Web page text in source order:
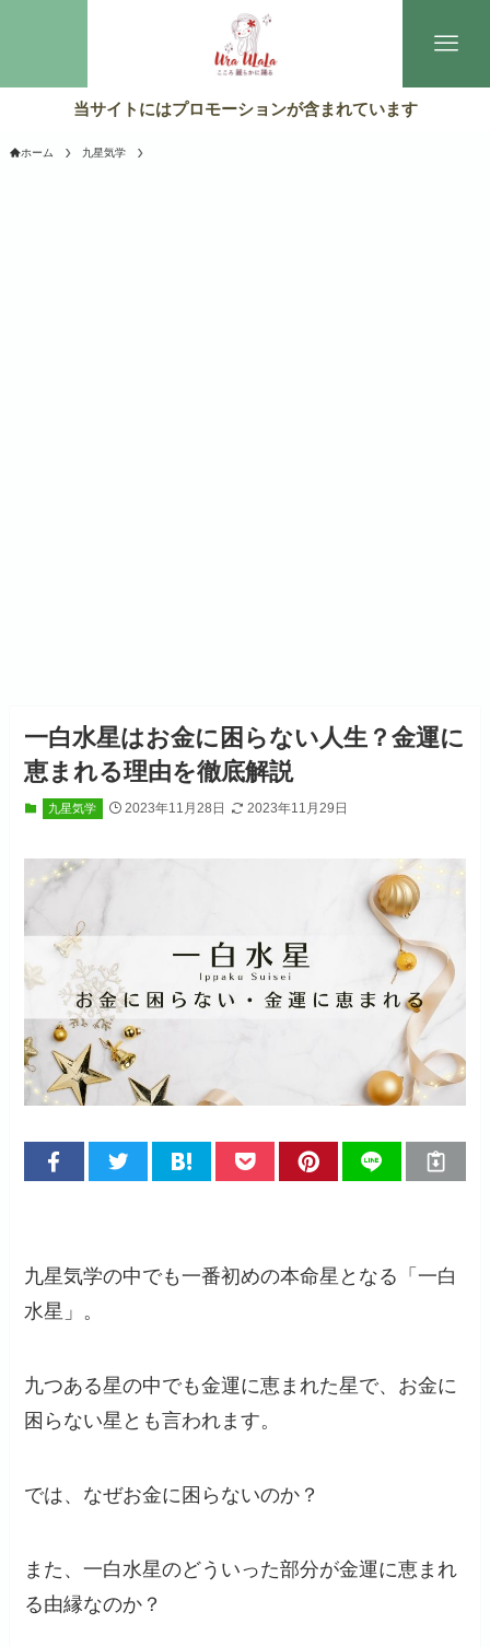
当サイトにはプロモーションが含まれています
ホーム 九星気学
一白水星はお金に困らない人生？金運に
恵まれる理由を徹底解説
九星気学 2023年11月28日 2023年11月29日
九星気学の中でも一番初めの本命星となる「一白
水星」。
九つある星の中でも金運に恵まれた星で、お金に
困らない星とも言われます。
では、なぜお金に困らないのか？
また、一白水星のどういった部分が金運に恵まれ
る由縁なのか？